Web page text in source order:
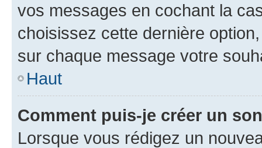
vos messages en cochant la
choisissez cette dernière
sur chaque message votre
Haut
Comment puis-je créer un
Lorsque vous rédigez un